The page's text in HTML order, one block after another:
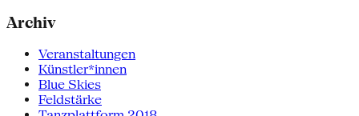
Archiv
Veranstaltungen
Künstler*innen
Blue Skies
Feldstärke